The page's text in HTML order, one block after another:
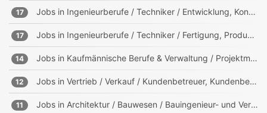
17 Jobs in Ingenieurberufe / Techniker / Entwicklung, Konstruktion, Produktmanagement
17 Jobs in Ingenieurberufe / Techniker / Fertigung, Produktion
14 Jobs in Kaufmännische Berufe & Verwaltung / Projektmanagement, Projektleitung
12 Jobs in Vertrieb / Verkauf / Kundenbetreuer, Kundenberater
11 Jobs in Architektur / Bauwesen / Bauingenieur- und Vermessungswesen